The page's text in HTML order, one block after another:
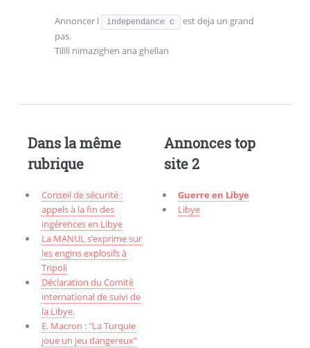
Annoncer l independance c
est deja un grand
pas.
Tilili nimazighen ana ghellan
Dans la même
rubrique
Conseil de sécurité :
appels à la fin des
ingérences en Libye
La MANUL s’exprime sur
les engins explosifs à
Tripoli
Déclaration du Comité
international de suivi de
la Libye.
E. Macron : "La Turquie
joue un jeu dangereux"
Annonces top
site 2
Guerre en Libye
Libye